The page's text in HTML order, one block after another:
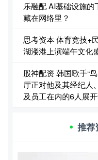
乐融配 AI基础设施
藏在网络里？
思考资本 体育竞技+
湖溇港上演端午文化
股神配资 韩国歌手“
厅正对他及其经纪人
及员工在内的6人展
推荐